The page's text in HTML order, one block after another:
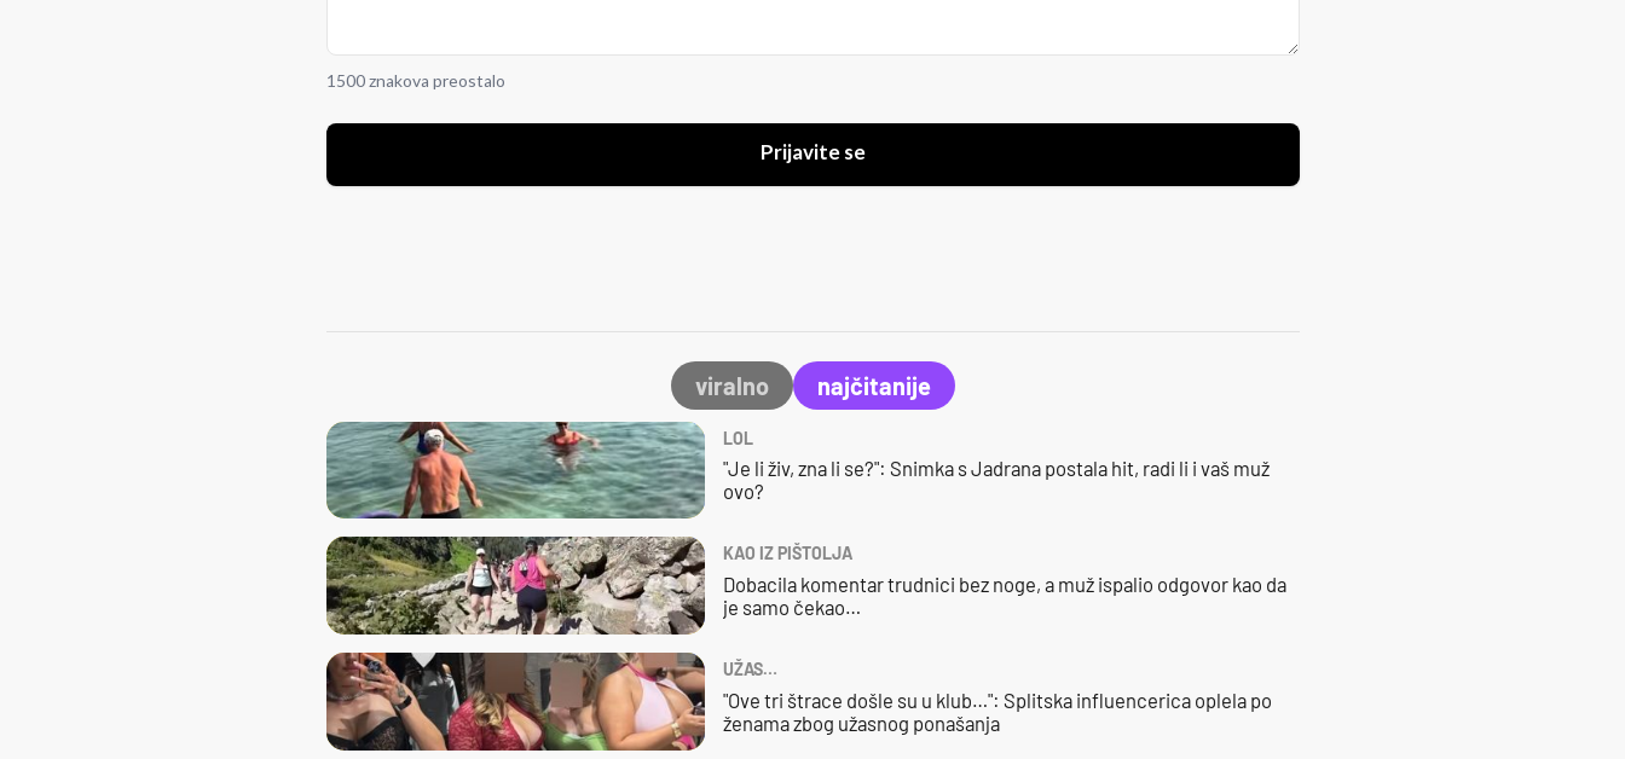
1500 znakova preostalo
Prijavite se
viralno najčitanije
LOL
"Je li živ, zna li se?": Snimka s Jadrana postala hit, radi li i vaš muž
ovo?
KAO IZ PIŠTOLJA
Dobacila komentar trudnici bez noge, a muž ispalio odgovor kao da
je samo čekao…
UŽAS…
"Ove tri štrace došle su u klub…": Splitska influencerica oplela po
ženama zbog užasnog ponašanja